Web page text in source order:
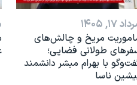
۱۷, ۱۴۰۵
مریخ و چالش‌های
طولانی فضایی؛
با بهرام مبشر دانشمند
ناسا